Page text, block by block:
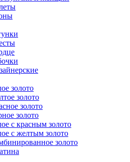
золото
золото
золото
золото
с красным золото
с желтым золото
золото